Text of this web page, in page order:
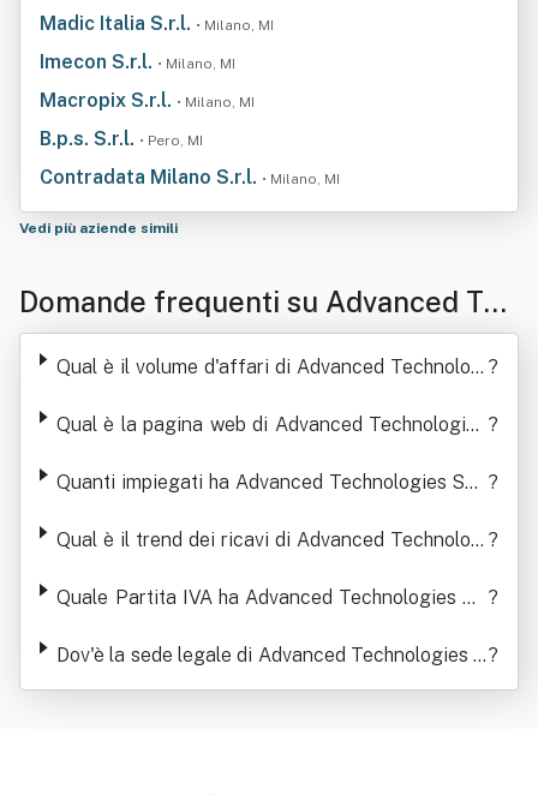
Madic Italia S.r.l. • Milano, MI
Imecon S.r.l. • Milano, MI
Macropix S.r.l. • Milano, MI
B.p.s. S.r.l. • Pero, MI
Contradata Milano S.r.l. • Milano, MI
Vedi più aziende simili
Domande frequenti su Advanced Tec
hnologies Spa In Sigla At Spa
Qual è il volume d'affari di Advanced Technologi ?
Qual è la pagina web di Advanced Technologies ?
Quanti impiegati ha Advanced Technologies Spa ?
Qual è il trend dei ricavi di Advanced Technologi ?
Quale Partita IVA ha Advanced Technologies Sp ?
Dov'è la sede legale di Advanced Technologies S
pa In Sigla At Spa
?